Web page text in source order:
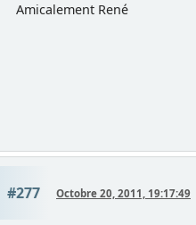
Amicalement René
#277 Octobre 20, 2011, 19:17:49